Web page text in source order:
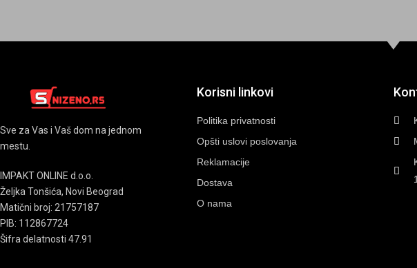
Sve za Vas i Vaš dom na jednom
mestu.
IMPAKT ONLINE d.o.o.
Željka Tonšića, Novi Beograd
Matični broj: 21757187
PIB: 112867724
Šifra delatnosti 47.91
Korisni linkovi
Politika privatnosti
Opšti uslovi poslovanja
Reklamacije
Dostava
O nama